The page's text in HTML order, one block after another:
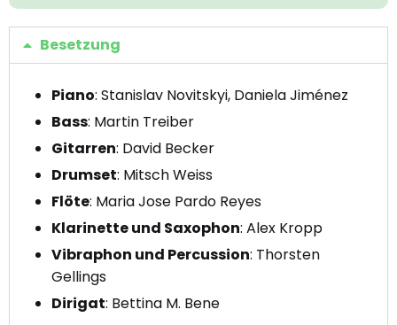
Besetzung
Piano: Stanislav Novitskyi, Daniela Jiménez
Bass: Martin Treiber
Gitarren: David Becker
Drumset: Mitsch Weiss
Flöte: Maria Jose Pardo Reyes
Klarinette und Saxophon: Alex Kropp
Vibraphon und Percussion: Thorsten
Gellings
Dirigat: Bettina M. Bene